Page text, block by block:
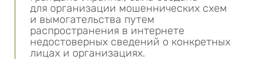
для организации мошеннических схем
и вымогательства путем
распространения в интернете
недостоверных сведений о конкретных
лицах и организациях.